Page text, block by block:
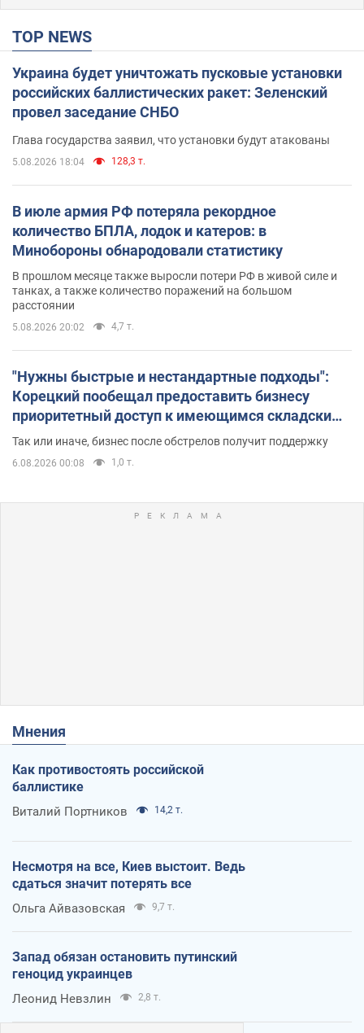
TOP NEWS
Украина будет уничтожать пусковые установки
российских баллистических ракет: Зеленский
провел заседание СНБО
Глава государства заявил, что установки будут атакованы
5.08.2026 18:04 128,3 т.
В июле армия РФ потеряла рекордное
количество БПЛА, лодок и катеров: в
Минобороны обнародовали статистику
В прошлом месяце также выросли потери РФ в живой силе и
танках, а также количество поражений на большом
расстоянии
5.08.2026 20:02 4,7 т.
"Нужны быстрые и нестандартные подходы":
Корецкий пообещал предоставить бизнесу
приоритетный доступ к имеющимся складским
помещениям
Так или иначе, бизнес после обстрелов получит поддержку
6.08.2026 00:08 1,0 т.
Мнения
Как противостоять российской
баллистике
Виталий Портников 14,2 т.
Несмотря на все, Киев выстоит. Ведь
сдаться значит потерять все
Ольга Айвазовская 9,7 т.
Запад обязан остановить путинский
геноцид украинцев
Леонид Невзлин 2,8 т.